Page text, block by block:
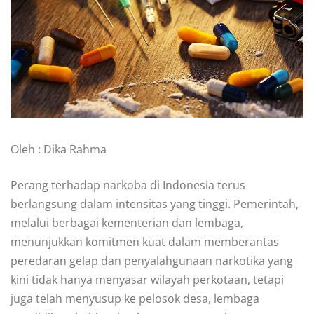
Oleh : Dika Rahma
Perang terhadap narkoba di Indonesia terus
berlangsung dalam intensitas yang tinggi. Pemerintah,
melalui berbagai kementerian dan lembaga,
menunjukkan komitmen kuat dalam memberantas
peredaran gelap dan penyalahgunaan narkotika yang
kini tidak hanya menyasar wilayah perkotaan, tetapi
juga telah menyusup ke pelosok desa, lembaga